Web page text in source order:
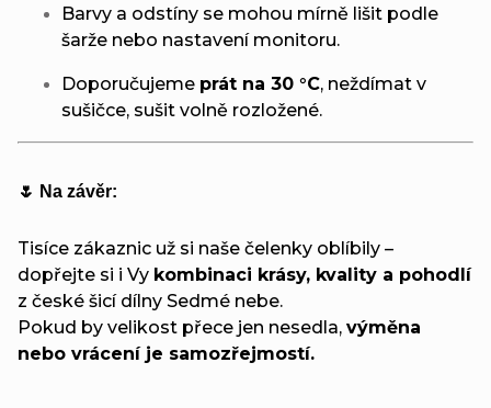
Barvy a odstíny se mohou mírně lišit podle
šarže nebo nastavení monitoru.
Doporučujeme prát na 30 °C, neždímat v
sušičce, sušit volně rozložené.
🌷 Na závěr:
Tisíce zákaznic už si naše čelenky oblíbily –
dopřejte si i Vy kombinaci krásy, kvality a pohodlí
z české šicí dílny Sedmé nebe.
Pokud by velikost přece jen nesedla, výměna
nebo vrácení je samozřejmostí.